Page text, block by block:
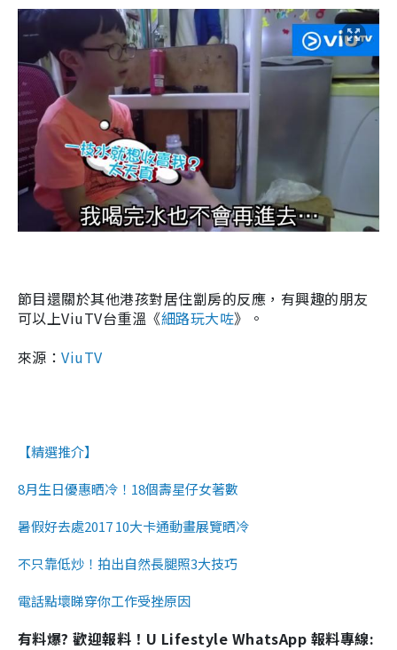
節目還關於其他港孩對居住劏房的反應，有興趣的朋友
可以上ViuTV台重溫 《細路玩大咗》
。
來源：ViuTV
【精選推介】
8月生日優惠晒冷！18個壽星仔女著數
暑假好去處2017 10大卡通動畫展覽晒冷
不只靠低炒！拍出自然長腿照3大技巧
電話點壞睇穿你工作受挫原因
有料爆? 歡迎報料！U Lifestyle WhatsApp 報料專線: